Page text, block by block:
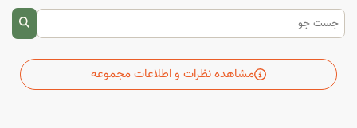
مشاهده نظرات و اطلاعات مجموعه